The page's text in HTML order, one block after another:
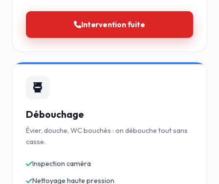
Intervention fuite
Débouchage
Évier, douche, WC bouchés : on débouche tout sans
casse.
Inspection caméra
Nettoyage haute pression